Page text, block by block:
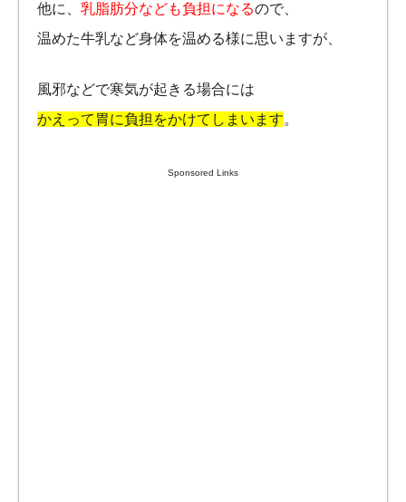
他に、 乳脂肪分なども負担になるので、
温めた牛乳など身体を温める様に思いますが、
風邪などで寒気が起きる場合には
かえって胃に負担をかけてしまいます。
Sponsored Links